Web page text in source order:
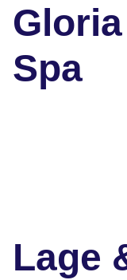
Spa
Lage